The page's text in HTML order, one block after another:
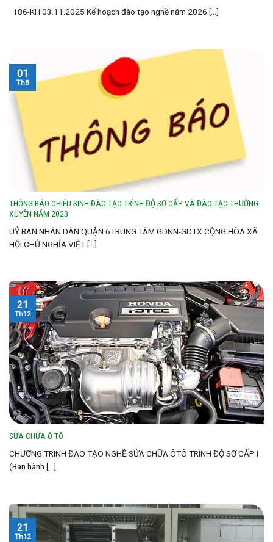
186-KH 03.11.2025 Kế hoạch đào tạo nghề năm 2026 [...]
THÔNG BÁO CHIÊU SINH ĐÀO TẠO TRÌNH ĐỘ SƠ CẤP VÀ ĐÀO TẠO THƯỜNG
XUYÊN NĂM 2023
UỶ BAN NHÂN DÂN QUẬN 6TRUNG TÂM GDNN-GDTX CỘNG HÒA XÃ
HỘI CHỦ NGHĨA VIỆT [...]
01
Th8
SỮA CHỮA Ô TÔ
CHƯƠNG TRÌNH ĐÀO TẠO NGHỀ SỬA CHỮA ÔTÔ TRÌNH ĐỘ SƠ CẤP I
(Ban hành [...]
21
Th12
21
Th12